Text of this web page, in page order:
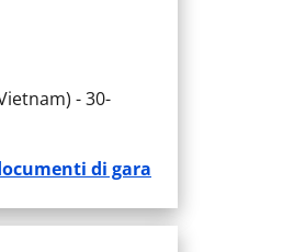
- 30-
di gara